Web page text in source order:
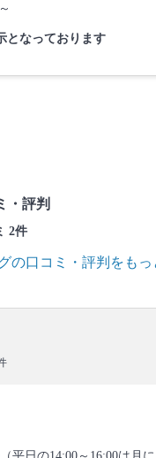
となっております
・評判
2件
の口コミ・評判をも